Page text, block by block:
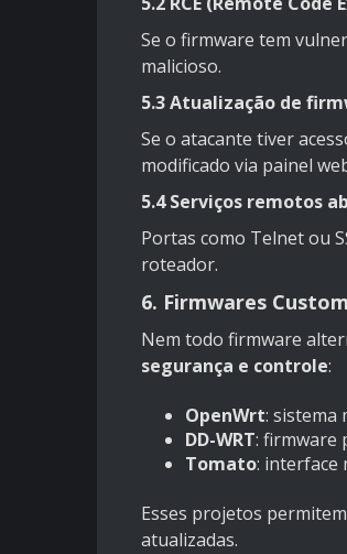
Se o firmware tem
malicioso.
5.3 Atualização de
Se o atacante tiver
modificado via painel
5.4 Serviços remotos
Portas como Telnet ou
roteador.
6. Firmwares
Nem todo firmware
segurança e controle:
OpenWrt: sistema
DD-WRT: firmware
Tomato: interface
Esses projetos
atualizadas.